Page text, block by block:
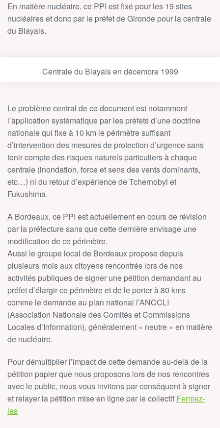
En matière nucléaire, ce PPI est fixé pour les 19 sites
nucléaires et donc par le préfet de Gironde pour la centrale
du Blayais.
Centrale du Blayais en décembre 1999
Le problème central de ce document est notamment
l’application systématique par les préfets d’une doctrine
nationale qui fixe à 10 km le périmètre suffisant
d’intervention des mesures de protection d’urgence sans
tenir compte des risques naturels particuliers à chaque
centrale (inondation, force et sens des vents dominants,
etc…) ni du retour d’expérience de Tchernobyl et
Fukushima.
A Bordeaux, ce PPI est actuellement en cours de révision
par la préfecture sans que cette dernière envisage une
modification de ce périmètre.
Aussi le groupe local de Bordeaux propose depuis
plusieurs mois aux citoyens rencontrés lors de nos
activités publiques de signer une pétition demandant au
préfet d’élargir ce périmètre et de le porter à 80 kms
comme le demande au plan national l’ANCCLI
(Association Nationale des Comités et Commissions
Locales d’Information), généralement « neutre » en matière
de nucléaire.
Pour démultiplier l’impact de cette demande au-delà de la
pétition papier que nous proposons lors de nos rencontres
avec le public, nous vous invitons par conséquent à signer
et relayer la pétition mise en ligne par le collectif Fermez-
les